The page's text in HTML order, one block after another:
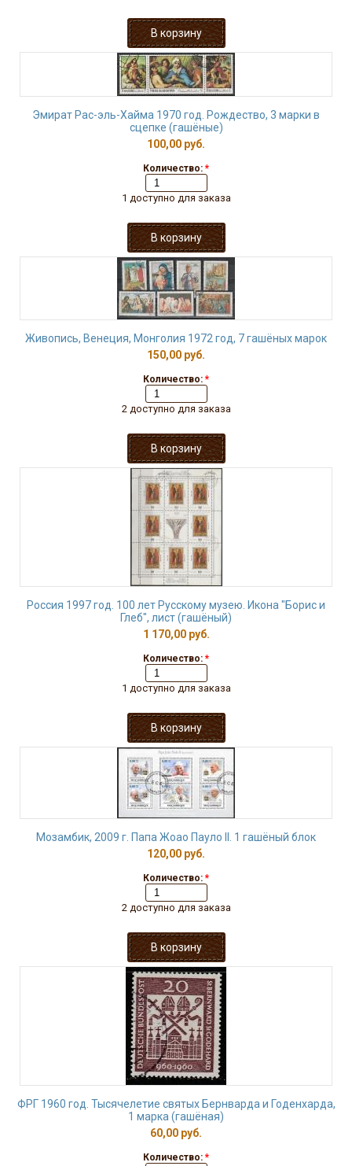
Эмират Рас-эль-Хайма 1970 год. Рождество, 3 марки в
сцепке (гашёные)
100,00 руб.
Количество: *
1 доступно для заказа
Живопись, Венеция, Монголия 1972 год, 7 гашёных марок
150,00 руб.
Количество: *
2 доступно для заказа
Россия 1997 год. 100 лет Русскому музею. Икона "Борис и
Глеб", лист (гашёный)
1 170,00 руб.
Количество: *
1 доступно для заказа
Мозамбик, 2009 г. Папа Жоао Пауло II. 1 гашёный блок
120,00 руб.
Количество: *
2 доступно для заказа
ФРГ 1960 год. Тысячелетие святых Бернварда и Годенхарда,
1 марка (гашёная)
60,00 руб.
Количество: *